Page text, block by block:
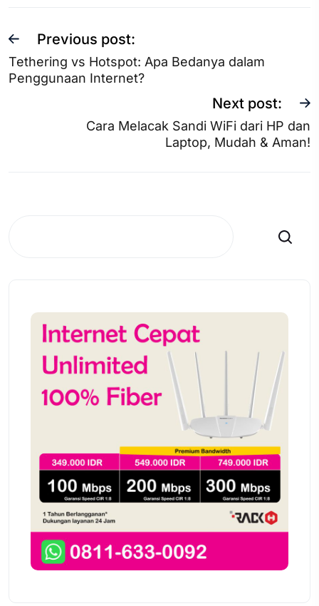
Previous post:
Tethering vs Hotspot: Apa Bedanya dalam
Penggunaan Internet?
Next post:
Cara Melacak Sandi WiFi dari HP dan
Laptop, Mudah & Aman!
Search